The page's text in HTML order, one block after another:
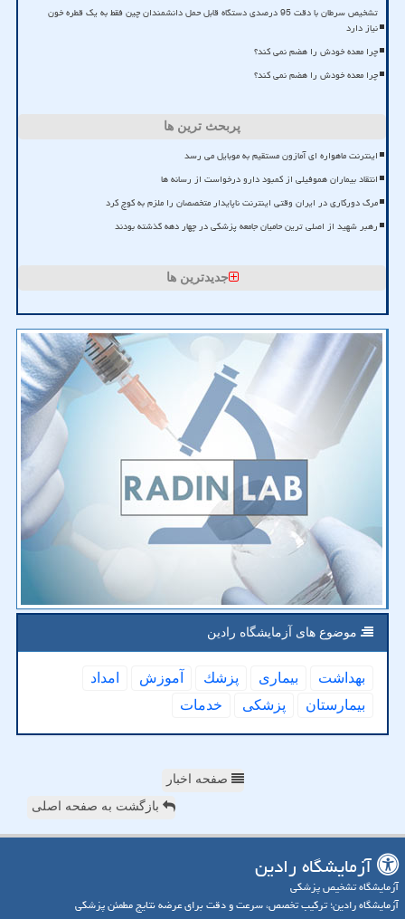
تشخیص سرطان با دقت 95 درصدی دستگاه قابل حمل دانشمندان چین فقط به یک قطره خون
نیاز دارد
چرا معده خودش را هضم نمی کند؟
چرا معده خودش را هضم نمی کند؟
پربحث ترین ها
اینترنت ماهواره ای آمازون مستقیم به موبایل می رسد
انتقاد بیماران هموفیلی از کمبود دارو درخواست از رسانه ها
مرگ دورکاری در ایران وقتی اینترنت ناپایدار متخصصان را ملزم به کوچ کرد
رهبر شهید از اصلی ترین حامیان جامعه پزشکی در چهار دهه گذشته بودند
جدیدترین ها
موضوع های آزمایشگاه رادین
بهداشت بیماری پزشك آموزش
امداد
بیمارستان
پزشكی خدمات
صفحه اخبار
بازگشت به صفحه اصلی
آزمایشگاه رادین
آزمایشگاه تشخیص پزشکی
آزمایشگاه رادین؛ ترکیب تخصص، سرعت و دقت برای عرضه نتایج مطمئن پزشکی